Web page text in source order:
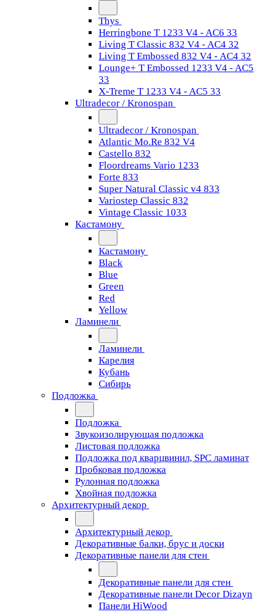
Thys
Herringbone T 1233 V4 - AC6 33
Living T Classic 832 V4 - AC4 32
Living T Embossed 832 V4 - AC4 32
Lounge+ T Embossed 1233 V4 - AC5
33
X-Treme T 1233 V4 - AC5 33
Ultradecor / Kronospan
Ultradecor / Kronospan
Atlantic Mo.Re 832 V4
Castello 832
Floordreams Vario 1233
Forte 833
Super Natural Classic v4 833
Variostep Classic 832
Vintage Classic 1033
Кастамону
Кастамону
Black
Blue
Green
Red
Yellow
Ламинели
Ламинели
Карелия
Кубань
Сибирь
Подложка
Подложка
Звукоизолирующая подложка
Листовая подложка
Подложка под кварцвинил, SPC ламинат
Пробковая подложка
Рулонная подложка
Хвойная подложка
Архитектурный декор
Архитектурный декор
Декоративные балки, брус и доски
Декоративные панели для стен
Декоративные панели для стен
Декоративные панели Decor Dizayn
Панели HiWood